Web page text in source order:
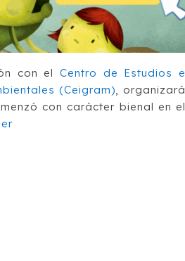
con elCentro de Estudios e
(Ceigram) , organizará
con carácter bienal en el